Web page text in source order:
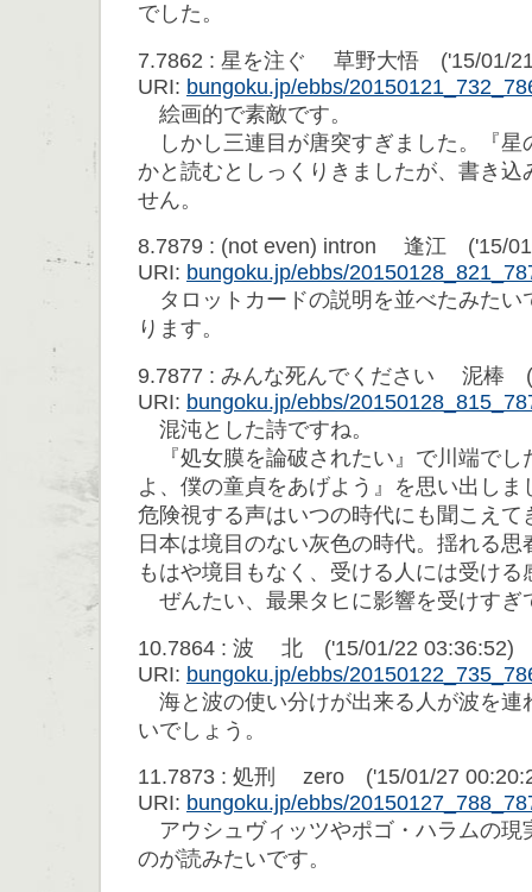
でした。
7.7862 : 星を注ぐ 草野大悟 ('15/01/
URI: bungoku.jp/ebbs/
絵画的で素敵です。
しかし三連目が唐突すぎました。『星
かと読むとしっくりきましたが、書き込
せん。
8.7879 : (not even) intron 逢江 ('15/
URI: bungoku.jp/ebbs/
タロットカードの説明を並べたみたい
ります。
9.7877 : みんな死んでください 泥棒
URI: bungoku.jp/ebbs/
混沌とした詩ですね。
『処女膜を論破されたい』で川端でし
よ、僕の童貞をあげよう』を思い出し
危険視する声はいつの時代にも聞こえて
日本は境目のない灰色の時代。揺れる
もはや境目もなく、受ける人には受ける
ぜんたい、最果タヒに影響を受けすぎ
10.7864 : 波 北 ('15/01/22 03:36:52)
URI: bungoku.jp/ebbs/
海と波の使い分けが出来る人が波を連
いでしょう。
11.7873 : 処刑 zero ('15/01/27
URI: bungoku.jp/ebbs/
アウシュヴィッツやポゴ・ハラムの現
のが読みたいです。